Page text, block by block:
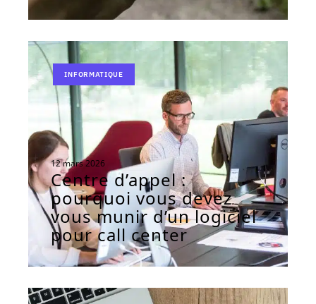
INFORMATIQUE
12 mars 2026
Centre d’appel :
pourquoi vous devez
vous munir d’un logiciel
pour call center